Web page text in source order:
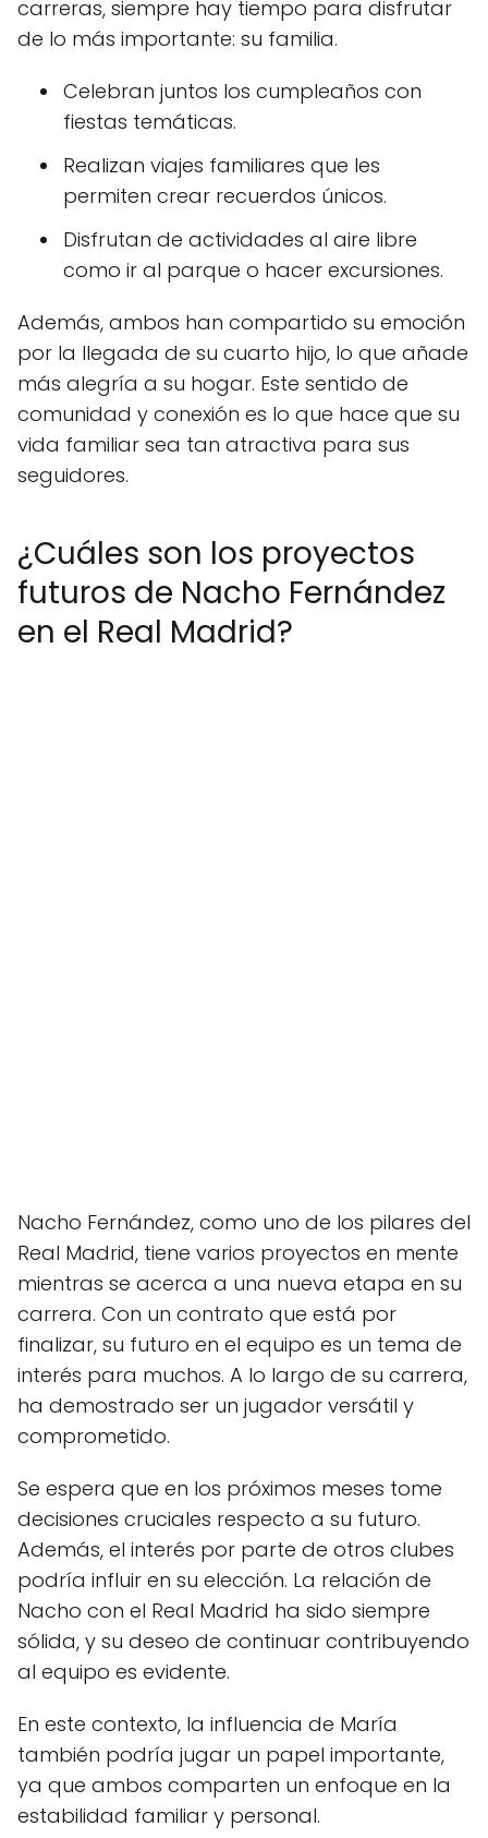
carreras, siempre hay tiempo para disfrutar
de lo más importante: su familia.
Celebran juntos los cumpleaños con
fiestas temáticas.
Realizan viajes familiares que les
permiten crear recuerdos únicos.
Disfrutan de actividades al aire libre
como ir al parque o hacer excursiones.
Además, ambos han compartido su emoción
por la llegada de su cuarto hijo, lo que añade
más alegría a su hogar. Este sentido de
comunidad y conexión es lo que hace que su
vida familiar sea tan atractiva para sus
seguidores.
¿Cuáles son los proyectos
futuros de Nacho Fernández
en el Real Madrid?
Nacho Fernández, como uno de los pilares del
Real Madrid, tiene varios proyectos en mente
mientras se acerca a una nueva etapa en su
carrera. Con un contrato que está por
finalizar, su futuro en el equipo es un tema de
interés para muchos. A lo largo de su carrera,
ha demostrado ser un jugador versátil y
comprometido.
Se espera que en los próximos meses tome
decisiones cruciales respecto a su futuro.
Además, el interés por parte de otros clubes
podría influir en su elección. La relación de
Nacho con el Real Madrid ha sido siempre
sólida, y su deseo de continuar contribuyendo
al equipo es evidente.
En este contexto, la influencia de María
también podría jugar un papel importante,
ya que ambos comparten un enfoque en la
estabilidad familiar y personal.